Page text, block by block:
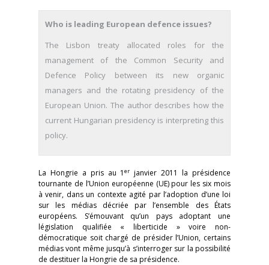
Who is leading European defence issues?
The Lisbon treaty allocated roles for the
management of the Common Security and
Defence Policy between its new organic
managers and the rotating presidency of the
European Union. The author describes how the
current Hungarian presidency is interpreting this
policy.
La Hongrie a pris au 1er janvier 2011 la présidence
tournante de l’Union européenne (UE) pour les six mois
à venir, dans un contexte agité par l’adoption d’une loi
sur les médias décriée par l’ensemble des États
européens. S’émouvant qu’un pays adoptant une
législation qualifiée « liberticide » voire non-
démocratique soit chargé de présider l’Union, certains
médias vont même jusqu’à s’interroger sur la possibilité
de destituer la Hongrie de sa présidence.